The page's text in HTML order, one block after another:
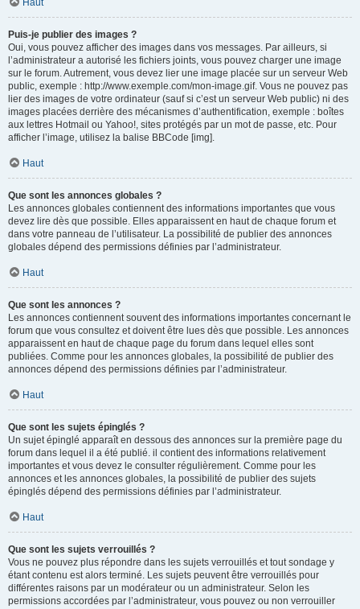
Haut
Puis-je publier des images ?
Oui, vous pouvez afficher des images dans vos messages. Par ailleurs, si
l’administrateur a autorisé les fichiers joints, vous pouvez charger une image
sur le forum. Autrement, vous devez lier une image placée sur un serveur Web
public, exemple : http://www.exemple.com/mon-image.gif. Vous ne pouvez pas
lier des images de votre ordinateur (sauf si c’est un serveur Web public) ni des
images placées derrière des mécanismes d’authentification, exemple : boîtes
aux lettres Hotmail ou Yahoo!, sites protégés par un mot de passe, etc. Pour
afficher l’image, utilisez la balise BBCode [img].
Haut
Que sont les annonces globales ?
Les annonces globales contiennent des informations importantes que vous
devez lire dès que possible. Elles apparaissent en haut de chaque forum et
dans votre panneau de l’utilisateur. La possibilité de publier des annonces
globales dépend des permissions définies par l’administrateur.
Haut
Que sont les annonces ?
Les annonces contiennent souvent des informations importantes concernant le
forum que vous consultez et doivent être lues dès que possible. Les annonces
apparaissent en haut de chaque page du forum dans lequel elles sont
publiées. Comme pour les annonces globales, la possibilité de publier des
annonces dépend des permissions définies par l’administrateur.
Haut
Que sont les sujets épinglés ?
Un sujet épinglé apparaît en dessous des annonces sur la première page du
forum dans lequel il a été publié. il contient des informations relativement
importantes et vous devez le consulter régulièrement. Comme pour les
annonces et les annonces globales, la possibilité de publier des sujets
épinglés dépend des permissions définies par l’administrateur.
Haut
Que sont les sujets verrouillés ?
Vous ne pouvez plus répondre dans les sujets verrouillés et tout sondage y
étant contenu est alors terminé. Les sujets peuvent être verrouillés pour
différentes raisons par un modérateur ou un administrateur. Selon les
permissions accordées par l’administrateur, vous pouvez ou non verrouiller